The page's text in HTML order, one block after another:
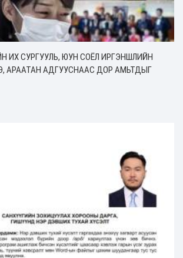
ИХ СУРГУУЛЬ, ЮУН СОЁЛ ИРГЭНШЛИЙН
АРААТАН АДГУУСНААС ДОР АМЬТДЫГ